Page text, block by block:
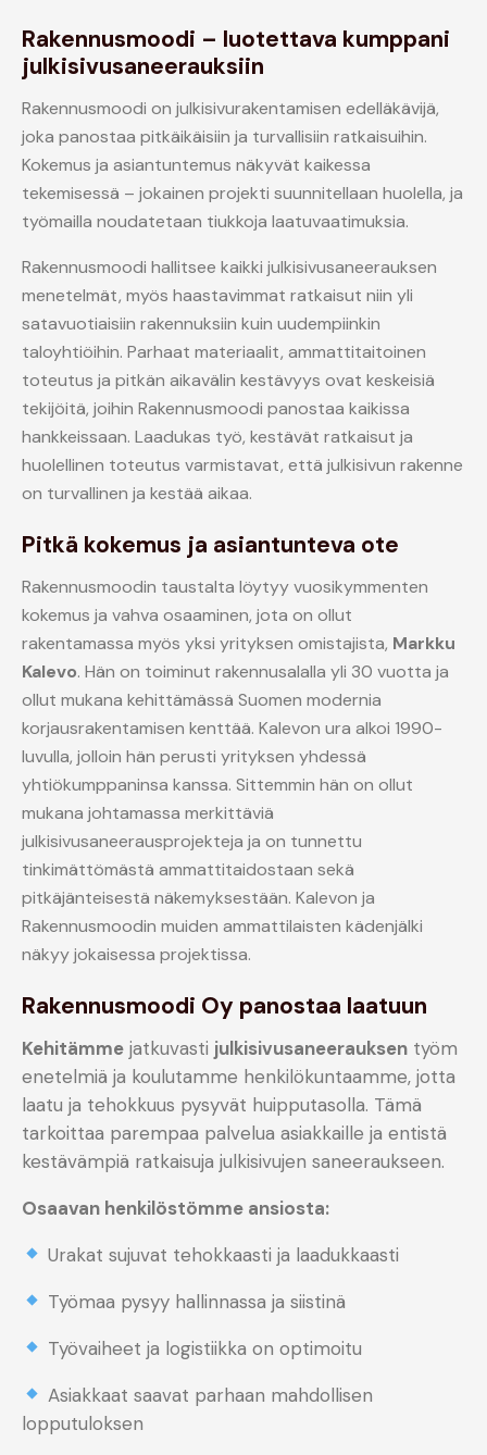
Rakennusmoodi – luotettava kumppani
julkisivusaneerauksiin
Rakennusmoodi on julkisivurakentamisen edelläkävijä,
joka panostaa pitkäikäisiin ja turvallisiin ratkaisuihin.
Kokemus ja asiantuntemus näkyvät kaikessa
tekemisessä – jokainen projekti suunnitellaan huolella, ja
työmailla noudatetaan tiukkoja laatuvaatimuksia.
Rakennusmoodi hallitsee kaikki julkisivusaneerauksen
menetelmät, myös haastavimmat ratkaisut niin yli
satavuotiaisiin rakennuksiin kuin uudempiinkin
taloyhtiöihin. Parhaat materiaalit, ammattitaitoinen
toteutus ja pitkän aikavälin kestävyys ovat keskeisiä
tekijöitä, joihin Rakennusmoodi panostaa kaikissa
hankkeissaan. Laadukas työ, kestävät ratkaisut ja
huolellinen toteutus varmistavat, että julkisivun rakenne
on turvallinen ja kestää aikaa.
Pitkä kokemus ja asiantunteva ote
Rakennusmoodin taustalta löytyy vuosikymmenten
kokemus ja vahva osaaminen, jota on ollut
rakentamassa myös yksi yrityksen omistajista, Markku
Kalevo. Hän on toiminut rakennusalalla yli 30 vuotta ja
ollut mukana kehittämässä Suomen modernia
korjausrakentamisen kenttää. Kalevon ura alkoi 1990-
luvulla, jolloin hän perusti yrityksen yhdessä
yhtiökumppaninsa kanssa. Sittemmin hän on ollut
mukana johtamassa merkittäviä
julkisivusaneerausprojekteja ja on tunnettu
tinkimättömästä ammattitaidostaan sekä
pitkäjänteisestä näkemyksestään. Kalevon ja
Rakennusmoodin muiden ammattilaisten kädenjälki
näkyy jokaisessa projektissa.
Rakennusmoodi Oy panostaa laatuun
Kehitämme jatkuvasti julkisivusaneerauksen työm
enetelmiä ja koulutamme henkilökuntaamme, jotta
laatu ja tehokkuus pysyvät huipputasolla. Tämä
tarkoittaa parempaa palvelua asiakkaille ja entistä
kestävämpiä ratkaisuja julkisivujen saneeraukseen.
Osaavan henkilöstömme ansiosta:
Urakat sujuvat tehokkaasti ja laadukkaasti
Työmaa pysyy hallinnassa ja siistinä
Työvaiheet ja logistiikka on optimoitu
Asiakkaat saavat parhaan mahdollisen
lopputuloksen